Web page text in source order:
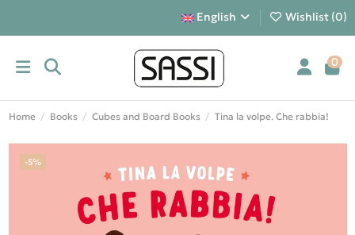
English Wishlist (0)
0
Home Books Cubes and Board Books Tina la volpe. Che rabbia!
-5%